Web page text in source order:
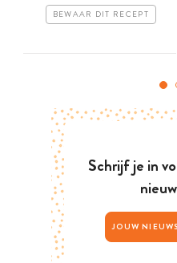
BEWAAR DIT RECEPT
Schrijf je in